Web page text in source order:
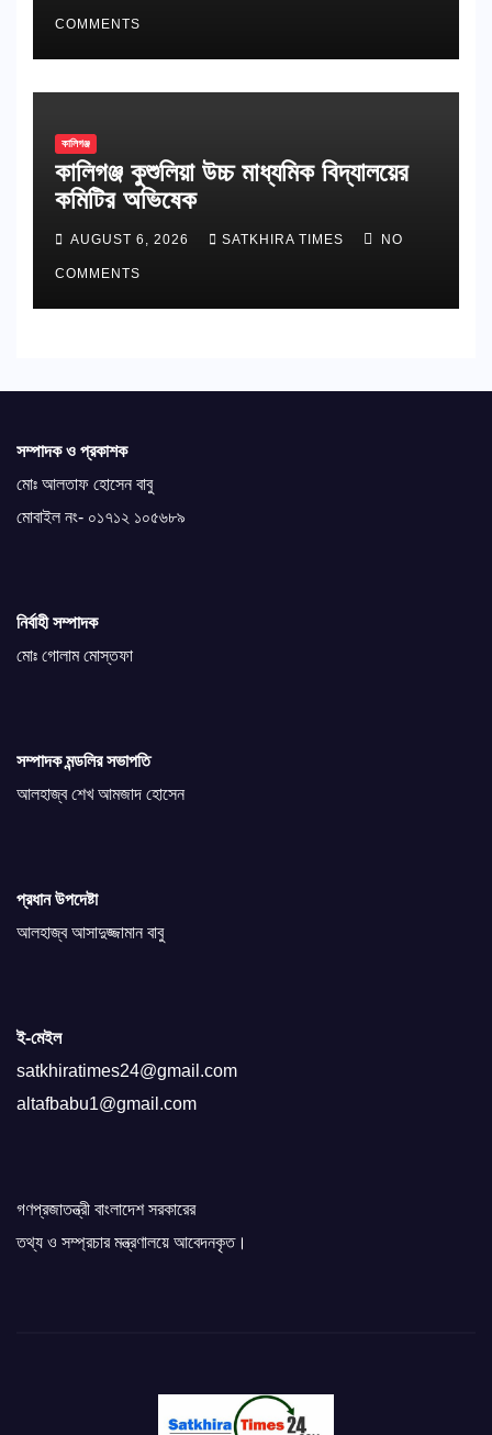
COMMENTS
কালিগঞ্জ
কালিগঞ্জ কুশুলিয়া উচ্চ মাধ্যমিক বিদ্যালয়ের
কমিটির অভিষেক
AUGUST 6, 2026 SATKHIRA TIMES NO
COMMENTS
সম্পাদক ও প্রকাশক
মোঃ আলতাফ হোসেন বাবু
মোবাইল নং- ০১৭১২ ১০৫৬৮৯
নির্বাহী সম্পাদক
মোঃ গোলাম মোস্তফা
সম্পাদক মন্ডলির সভাপতি
আলহাজ্ব শেখ আমজাদ হোসেন
প্রধান উপদেষ্টা
আলহাজ্ব আসাদুজ্জামান বাবু
ই-মেইল
satkhiratimes24@gmail.com
altafbabu1@gmail.com
গণপ্রজাতন্ত্রী বাংলাদেশ সরকারের
তথ্য ও সম্প্রচার মন্ত্রণালয়ে আবেদনকৃত।